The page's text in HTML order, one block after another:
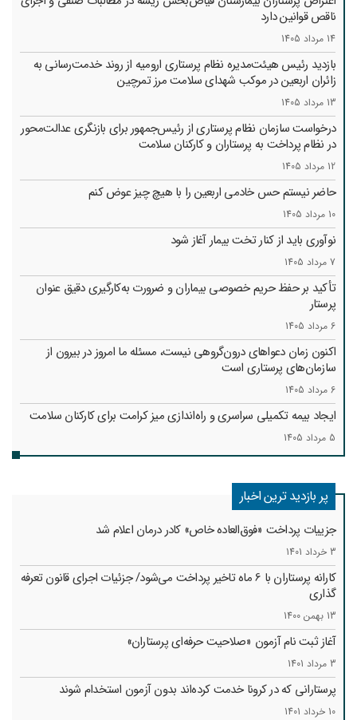
ناقص قوانین دارد
14 مرداد 1405
بازدید رئیس هیئت‌مدیره نظام پرستاری ارومیه از روند خدمت‌رسانی به
زائران اربعین در موکب شهدای سلامت مرز تمرچین
13 مرداد 1405
درخواست سازمان نظام پرستاری از رئیس‌جمهور برای بازنگری عدالت‌محور
در نظام پرداخت به پرستاران و کارکنان سلامت
12 مرداد 1405
حاضر نیستم حس خادمی اربعین را با هیچ چیز عوض کنم
10 مرداد 1405
نوآوری باید از کنار تخت بیمار آغاز شود
7 مرداد 1405
تأکید بر حفظ حریم خصوصی بیماران و ضرورت به‌کارگیری دقیق عنوان
پرستار
6 مرداد 1405
اکنون زمان دعواهای درون‌گروهی نیست، مسئله ما امروز در بیرون از
سازمان‌های پرستاری است
6 مرداد 1405
ایجاد بیمه تکمیلی سراسری و راه‌اندازی میز کرامت برای کارکنان سلامت
5 مرداد 1405
پر بازدید ترین اخبار
جزییات پرداخت «فوق‌العاده خاص» کادر درمان اعلام شد
3 خرداد 1401
کارانه‌ پرستاران با 6 ماه تاخیر پرداخت می‌شود/ جزئیات اجرای قانون تعرفه
گذاری
13 بهمن 1400
آغاز ثبت نام آزمون «صلاحیت حرفه‌ای پرستاران»
3 مرداد 1401
پرستارانی که در کرونا خدمت کرد‌ه‌اند بدون آزمون استخدام شوند
10 خرداد 1401